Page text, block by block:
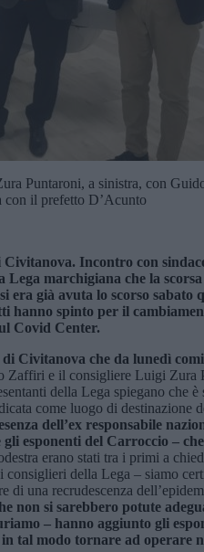
Puntaroni, a sinistra, con
con il prefetto D’Acunto
Incontro con
marchigiana che la
era già avuta lo scorso
hanno spinto per il
Covid Center.
Civitanova che da lunedì
e il consigliere Luigi
della Lega spiegano
come luogo di destinazione
dell’ex responsabile
esponenti del Carroccio –
erano stati tra i primi a
della Lega – siamo
di una recrudescenza
non si sarebbero potute
– hanno aggiunto gli
modo tornare ad operare